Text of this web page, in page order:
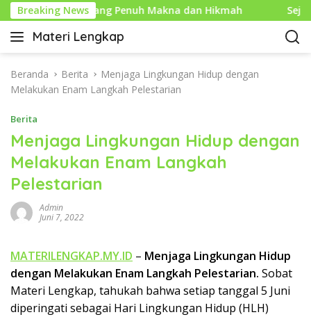
a
Breaking News
Islam yang Penuh Makna dan Hikmah Sejarah
Materi Lengkap
I
f
o
e
n
d
i
d
k
L
e
n
g
Beranda Berita
Menjaga Lingkungan Hidup dengan
Melakukan Enam Langkah Pelestarian
Berita
Menjaga Lingkungan Hidup dengan
Melakukan Enam Langkah
Pelestarian
Admin
Juni 7, 2022
MATERILENGKAP.MY.ID – Menjaga Lingkungan Hidup
dengan Melakukan Enam Langkah Pelestarian. Sobat
Materi Lengkap, tahukah bahwa setiap tanggal 5 Juni
diperingati sebagai Hari Lingkungan Hidup (HLH)